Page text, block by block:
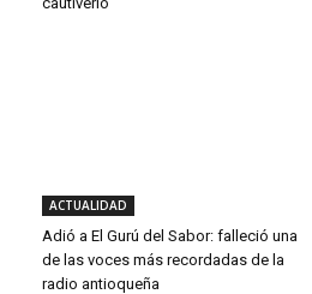
ACTUALIDAD
Adió a El Gurú del Sabor: falleció una
de las voces más recordadas de la
radio antioqueña